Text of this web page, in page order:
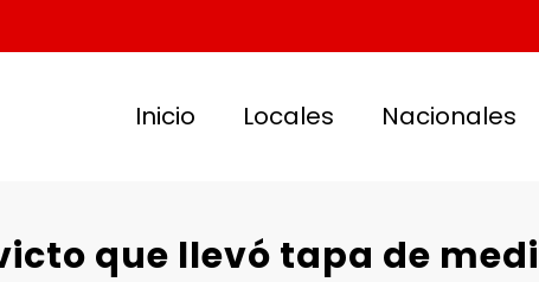
Inicio Locales Nacionales
que llevó tapa de